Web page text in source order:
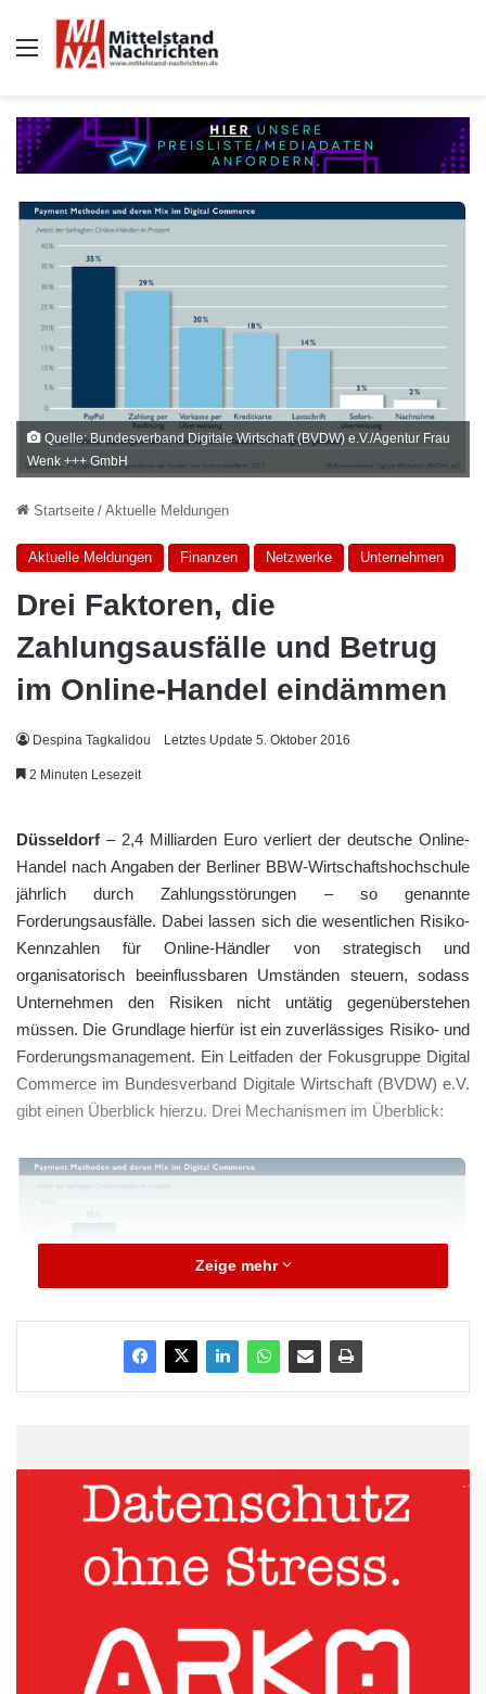
Auswahl
Quelle: Bundesverband Digitale Wirtschaft (BVDW) e.V./Agentur Frau
Wenk +++ GmbH
Startseite / Aktuelle Meldungen
Aktuelle Meldungen Finanzen Netzwerke Unternehmen
Drei Faktoren, die
Zahlungsausfälle und Betrug
im Online-Handel eindämmen
Despina Tagkalidou Letztes Update 5. Oktober 2016
2 Minuten Lesezeit
Düsseldorf – 2,4 Milliarden Euro verliert der deutsche Online-
Handel nach Angaben der Berliner BBW-Wirtschaftshochschule
jährlich durch Zahlungsstörungen – so genannte
Forderungsausfälle. Dabei lassen sich die wesentlichen Risiko-
Kennzahlen für Online-Händler von strategisch und
organisatorisch beeinflussbaren Umständen steuern, sodass
Unternehmen den Risiken nicht untätig gegenüberstehen
müssen. Die Grundlage hierfür ist ein zuverlässiges Risiko- und
Forderungsmanagement. Ein Leitfaden der Fokusgruppe Digital
Commerce im Bundesverband Digitale Wirtschaft (BVDW) e.V.
gibt einen Überblick hierzu. Drei Mechanismen im Überblick:
Wenk +++ GmbH
Bonitätsprüfung: Zahlungsfähigkeit der Kunden bewerten
Zu Beginn des Prozesses sollte eine Einschätzung der
Bewertung der Bonität und der Identität bilden Daten von
Auskunfteien in Kombination mit den beim Händler intern
vorhandenen Informationen aus früheren Transaktionen des
Zeige mehr